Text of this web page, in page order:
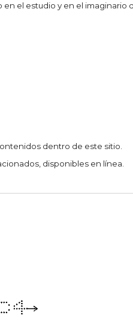
el estudio y en el imaginario
dentro de este sitio.
disponibles en línea.